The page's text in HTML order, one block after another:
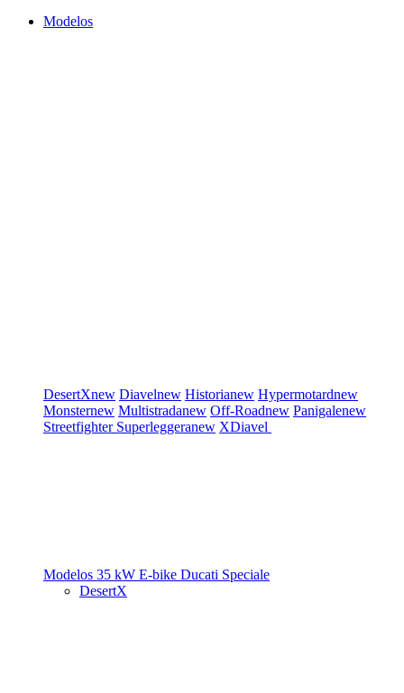
Modelos
DesertXnew Diavelnew Historianew Hypermotardnew
Monsternew Multistradanew Off-Roadnew Panigalenew
Streetfighter Superleggeranew XDiavel
Modelos 35 kW E-bike Ducati Speciale
DesertX